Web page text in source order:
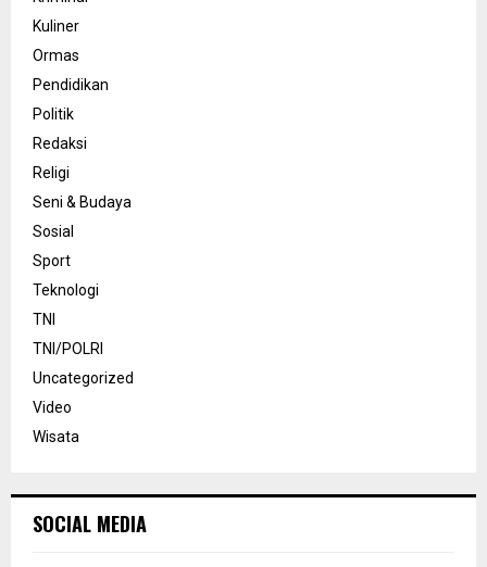
Kuliner
Ormas
Pendidikan
Politik
Redaksi
Religi
Seni & Budaya
Sosial
Sport
Teknologi
TNI
TNI/POLRI
Uncategorized
Video
Wisata
SOCIAL MEDIA